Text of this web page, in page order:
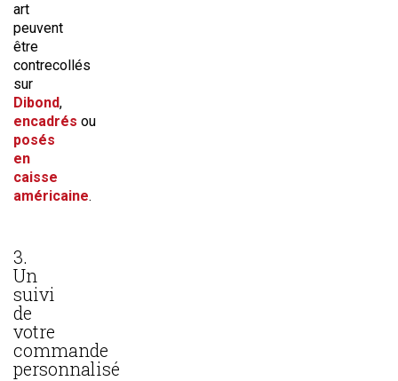
art
peuvent
être
contrecollés
sur
Dibond,
encadrés ou
posés
en
caisse
américaine.
3.
Un
suivi
de
votre
commande
personnalisé